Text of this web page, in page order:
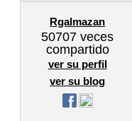
Rgalmazan
50707 veces
compartido
ver su perfil
ver su blog